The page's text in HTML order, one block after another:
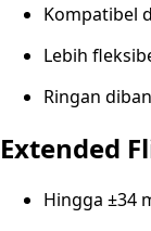
Kompatibel
Lebih
Ringan
Extended
Hingga ±34